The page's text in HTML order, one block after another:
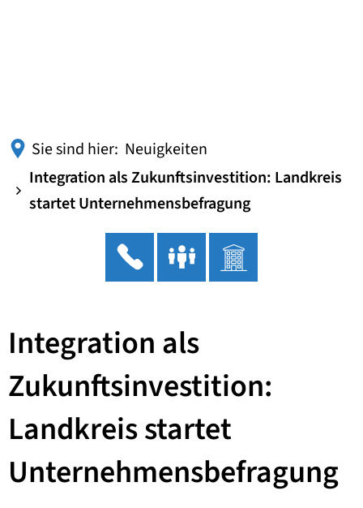
Sie sind hier: Neuigkeiten
Integration als Zukunftsinvestition: Landkreis
startet Unternehmensbefragung
Integration als
Zukunftsinvestition:
Landkreis startet
Unternehmensbefragung